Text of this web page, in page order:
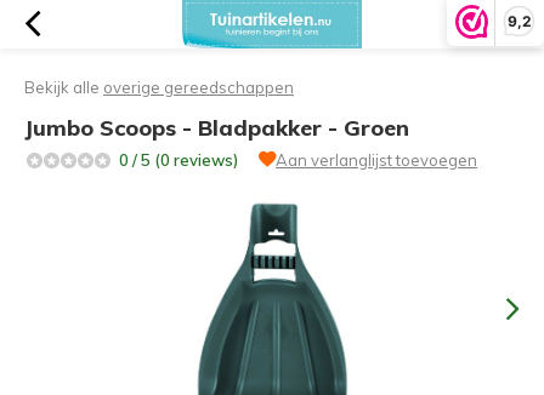
9,2
Bekijk alle overige gereedschappen
Jumbo Scoops - Bladpakker - Groen
0 / 5 (0 reviews) Aan verlanglijst toevoegen